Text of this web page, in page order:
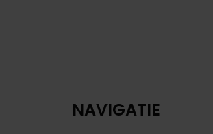
NAVIGATIE